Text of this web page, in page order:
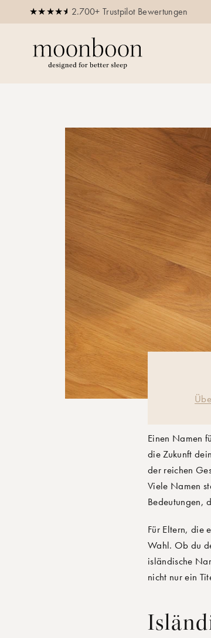
2.700+ Trustpilot Bewertungen
Schlafgarantie auf Bundles
Einen Namen
die Zukunft
der reichen
Viele Namen
Bedeutungen,
Für Eltern, die
Wahl. Ob du
isländische
nicht nur ein